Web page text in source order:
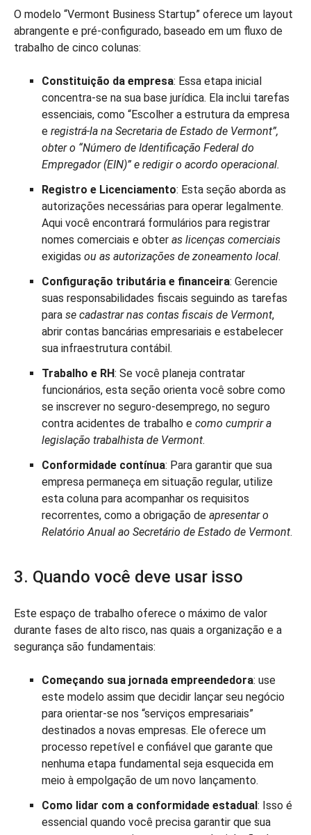
O modelo “Vermont Business Startup” oferece um layout
abrangente e pré-configurado, baseado em um fluxo de
trabalho de cinco colunas:
Constituição da empresa: Essa etapa inicial
concentra-se na sua base jurídica. Ela inclui tarefas
essenciais, como “Escolher a estrutura da empresa
e registrá-la na Secretaria de Estado de Vermont”,
obter o “Número de Identificação Federal do
Empregador (EIN)” e redigir o acordo operacional.
Registro e Licenciamento: Esta seção aborda as
autorizações necessárias para operar legalmente.
Aqui você encontrará formulários para registrar
nomes comerciais e obter as licenças comerciais
exigidas ou as autorizações de zoneamento local.
Configuração tributária e financeira: Gerencie
suas responsabilidades fiscais seguindo as tarefas
para se cadastrar nas contas fiscais de Vermont,
abrir contas bancárias empresariais e estabelecer
sua infraestrutura contábil.
Trabalho e RH: Se você planeja contratar
funcionários, esta seção orienta você sobre como
se inscrever no seguro-desemprego, no seguro
contra acidentes de trabalho e como cumprir a
legislação trabalhista de Vermont.
Conformidade contínua: Para garantir que sua
empresa permaneça em situação regular, utilize
esta coluna para acompanhar os requisitos
recorrentes, como a obrigação de apresentar o
Relatório Anual ao Secretário de Estado de Vermont.
3. Quando você deve usar isso
Este espaço de trabalho oferece o máximo de valor
durante fases de alto risco, nas quais a organização e a
segurança são fundamentais:
Começando sua jornada empreendedora: use
este modelo assim que decidir lançar seu negócio
para orientar-se nos “serviços empresariais”
destinados a novas empresas. Ele oferece um
processo repetível e confiável que garante que
nenhuma etapa fundamental seja esquecida em
meio à empolgação de um novo lançamento.
Como lidar com a conformidade estadual : Isso é
essencial quando você precisa garantir que sua